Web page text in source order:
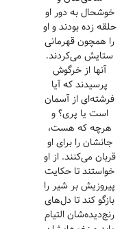
خوشحال به دور او
حلقه زده بودند و او
را همچون قهرمانی
ستایش می‌کردند.
آنها از خرگوش
پرسیدند که آیا
فرشته‌ای از آسمان
است یا پری؟ و
هرچه که هست،
جانشان را برای او
قربان می‌کنند. از او
خواستند تا حکایت
پیروزیش بر شیر را
بازگو کند تا دل‌های
رنج‌دیده‌شان التیام